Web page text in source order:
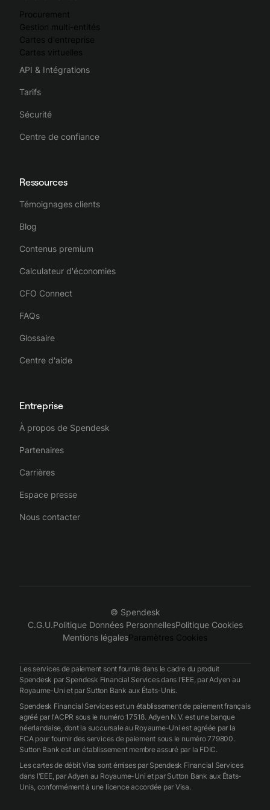
Spendesk fluidifie l'ensemble du processus de gestion des
dépenses de l'entreprise, la rendant complète, intuitive et
efficace.
Procurement
Gestion multi-entités
Cartes d'entreprise
Cartes virtuelles
API & Intégrations
Tarifs
Sécurité
Centre de confiance
Ressources
Témoignages clients
Blog
Contenus premium
Calculateur d'économies
CFO Connect
FAQs
Glossaire
Centre d'aide
Entreprise
À propos de Spendesk
Partenaires
Carrières
Espace presse
Nous contacter
© Spendesk
C.G.U.Politique Données PersonnellesPolitique Cookies
Mentions légalesParamètres Cookies
Les services de paiement sont fournis dans le cadre du produit
Spendesk par Spendesk Financial Services dans l'EEE, par Adyen au
Royaume-Uni et par Sutton Bank aux États-Unis.
Spendesk Financial Services est un établissement de paiement français
agréé par l'ACPR sous le numéro 17518. Adyen N.V. est une banque
néerlandaise, dont la succursale au Royaume-Uni est agréée par la
FCA pour fournir des services de paiement sous le numéro 779800.
Sutton Bank est un établissement membre assuré par la FDIC.
Les cartes de débit Visa sont émises par Spendesk Financial Services
dans l'EEE, par Adyen au Royaume-Uni et par Sutton Bank aux États-
Unis, conformément à une licence accordée par Visa.